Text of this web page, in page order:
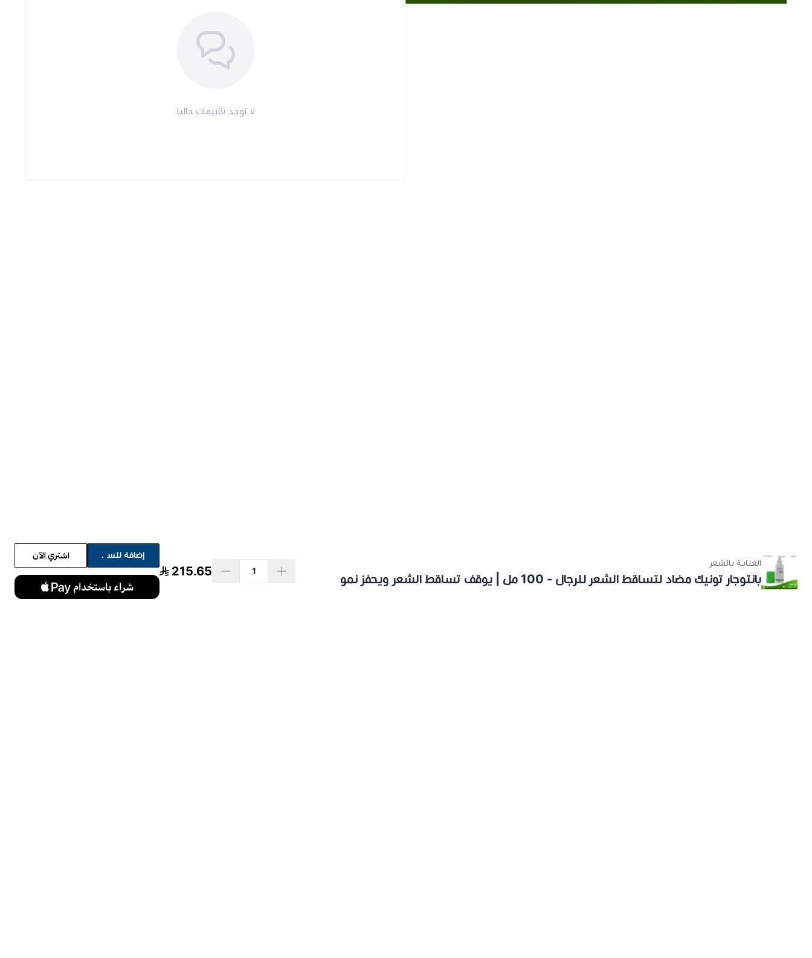
العناية بالشعر
بانتوجار تونيك مضاد لتساقط الشعر للرجال - 100 مل | يوقف تساقط الشعر ويحفز نمو
215.65
إضافة للسلة اشتري الآن
لا توجد تقييمات حاليا